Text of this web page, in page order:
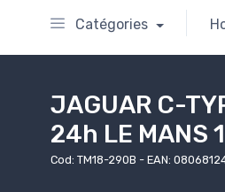
Catégories
JAGUAR C-
24h LE MANS
Cod: TM18-290B - EAN: